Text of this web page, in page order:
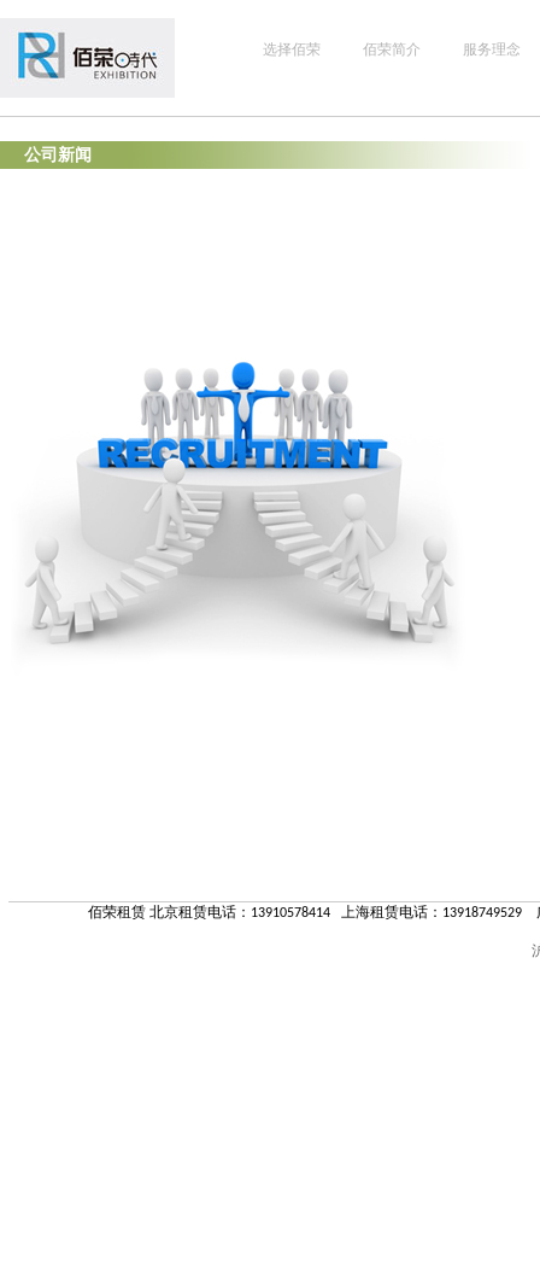
选择佰荣 佰荣简介 服务理念
公司新闻
佰荣租赁 北京租赁电话：13910578414 上海租赁电话：